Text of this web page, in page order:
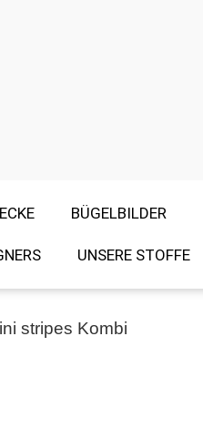
BÜGELBILDER
UNSERE STOFFE
stripes Kombi